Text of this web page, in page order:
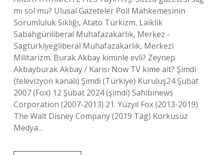
mı sol mu? Ulusal Gazeteler Poll Mahkemesinin
Sorumluluk Sıklığı, Atato Türkizm, Laiklik
Sabahgünliberal Muhafazakarlık, Merkez -
Sagturkiyegliberal Muhafazakarlık, Merkezi
Militarizm. Burak Akbay kiminle evli? Zeynep
Akbayburak Akbay / Karısı Now TV kime ait? Şimdi
(televizyon kanalı) Şimdi (Türkiye) Kuruluş24 Şubat
2007 (Fox) 12 Şubat 2024 (şimdi) Sahibinews
Corporation (2007-2013) 21. Yüzyıl Fox (2013-2019)
The Walt Disney Company (2019 Tag) Korkusuz
Medya…